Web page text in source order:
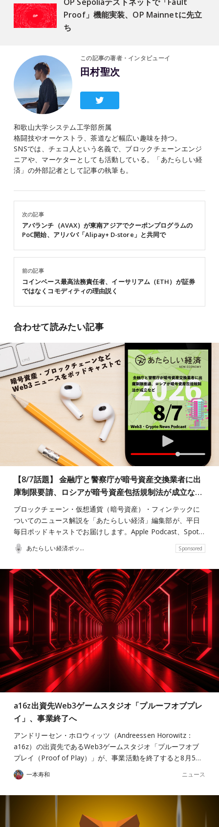
Proof」機能実装、OP Mainnetに先立
ち
この記事の著者・インタビューイ
田村聖次
和歌山大学システム工学部所属
格闘技やオーケストラ、茶道など幅広い趣味を持つ。
SNSでは、チェコ人という名義で、ブロックチェーンエンジ
ニアや、マーケターとしても活動している。「あたらしい経
済」の外部記者として記事の執筆も。
前の記事
コインベース最高法務責任者、イーサリアム（ETH）が証券
ではなくコモディティの理由説く
次の記事
アバランチ（AVAX）が東南アジアでクーポンプログラムの
PoC開始、アリババ「Alipay+ D-store」と共同で
合わせて読みたい記事
【8/7話題】 金融庁と警察庁が暗号資産交換業者に出
庫制限要請、ロシアが暗号資産包括規制法が成立な…
ブロックチェーン・仮想通貨（暗号資産）・フィンテックに
ついてのニュース解説を「あたらしい経済」編集部が、平日
毎日ポッドキャストでお届けします。Apple Podcast、Spot…
あたらしい経済ポッドキャスト Sponsored
a16z出資先Web3ゲームスタジオ「プルーフオブプレ
イ」、事業終了へ
アンドリーセン・ホロウィッツ（Andreessen Horowitz：
a16z）の出資先であるWeb3ゲームスタジオ「プルーフオブ
プレイ（Proof of Play）」が、事業活動を終了すると8月5…
一本寿和 ニュース